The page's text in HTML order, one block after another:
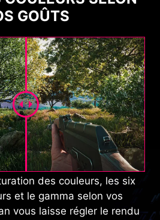
GOÛTS
des couleurs, les six
et le gamma selon vos
vous laisse régler le rendu